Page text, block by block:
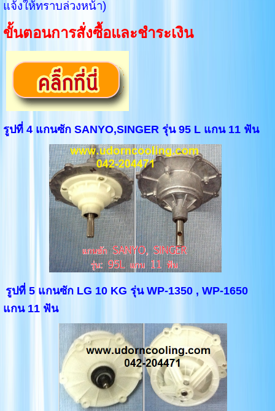
แจ้งให้ทราบล่วงหน้า)
ขั้นตอนการสั่งซื้อและชำระเงิน
รูปที่ 4 แกนซัก SANYO,SINGER รุ่น 95 L แกน 11 ฟัน
รูปที่ 5 แกนซัก LG 10 KG รุ่น WP-1350 , WP-1650
แกน 11 ฟัน